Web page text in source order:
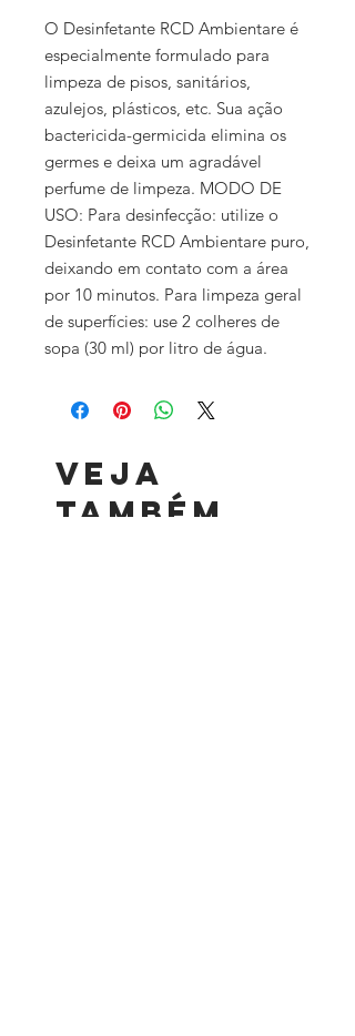
O Desinfetante RCD Ambientare é
especialmente formulado para
limpeza de pisos, sanitários,
azulejos, plásticos, etc. Sua ação
bactericida-germicida elimina os
germes e deixa um agradável
perfume de limpeza. MODO DE
USO: Para desinfecção: utilize o
Desinfetante RCD Ambientare puro,
deixando em contato com a área
por 10 minutos. Para limpeza geral
de superfícies: use 2 colheres de
sopa (30 ml) por litro de água.
Veja
também